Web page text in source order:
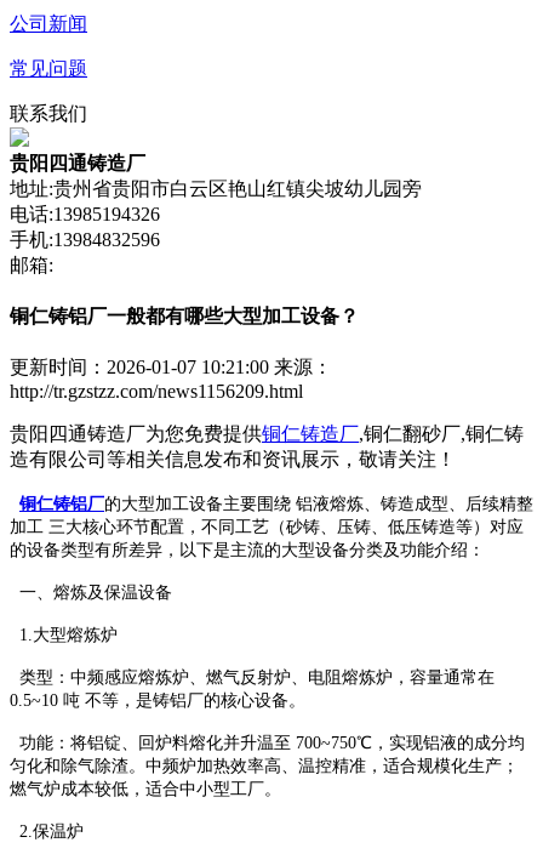
公司新闻
常见问题
联系我们
贵阳四通铸造厂
地址:贵州省贵阳市白云区艳山红镇尖坡幼儿园旁
电话:13985194326
手机:13984832596
邮箱:
铜仁铸铝厂一般都有哪些大型加工设备？
更新时间：2026-01-07 10:21:00 来源：
http://tr.gzstzz.com/news1156209.html
贵阳四通铸造厂为您免费提供铜仁铸造厂,铜仁翻砂厂,铜仁铸
造有限公司等相关信息发布和资讯展示，敬请关注！
铜仁铸铝厂的大型加工设备主要围绕 铝液熔炼、铸造成型、后续精整
加工 三大核心环节配置，不同工艺（砂铸、压铸、低压铸造等）对应
的设备类型有所差异，以下是主流的大型设备分类及功能介绍：
一、熔炼及保温设备
1.大型熔炼炉
类型：中频感应熔炼炉、燃气反射炉、电阻熔炼炉，容量通常在
0.5~10 吨 不等，是铸铝厂的核心设备。
功能：将铝锭、回炉料熔化并升温至 700~750℃，实现铝液的成分均
匀化和除气除渣。中频炉加热效率高、温控精准，适合规模化生产；
燃气炉成本较低，适合中小型工厂。
2.保温炉